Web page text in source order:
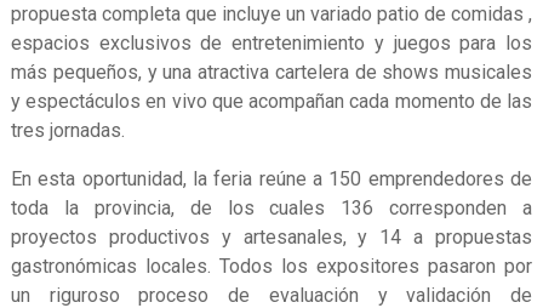
propuesta completa que incluye un variado patio de comidas ,
espacios exclusivos de entretenimiento y juegos para los
más pequeños, y una atractiva cartelera de shows musicales
y espectáculos en vivo que acompañan cada momento de las
tres jornadas.
En esta oportunidad, la feria reúne a 150 emprendedores de
toda la provincia, de los cuales 136 corresponden a
proyectos productivos y artesanales, y 14 a propuestas
gastronómicas locales. Todos los expositores pasaron por
un riguroso proceso de evaluación y validación de